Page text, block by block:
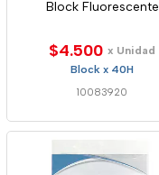
Block Fluorescente
$4.500 x Unidad
Block x 40H
10083920